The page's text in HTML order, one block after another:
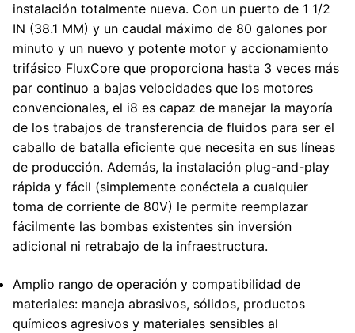
instalación totalmente nueva. Con un puerto de 1 1/2
IN (38.1 MM) y un caudal máximo de 80 galones por
minuto y un nuevo y potente motor y accionamiento
trifásico FluxCore que proporciona hasta 3 veces más
par continuo a bajas velocidades que los motores
convencionales, el i8 es capaz de manejar la mayoría
de los trabajos de transferencia de fluidos para ser el
caballo de batalla eficiente que necesita en sus líneas
de producción. Además, la instalación plug-and-play
rápida y fácil (simplemente conéctela a cualquier
toma de corriente de 80V) le permite reemplazar
fácilmente las bombas existentes sin inversión
adicional ni retrabajo de la infraestructura.
Amplio rango de operación y compatibilidad de
materiales: maneja abrasivos, sólidos, productos
químicos agresivos y materiales sensibles al